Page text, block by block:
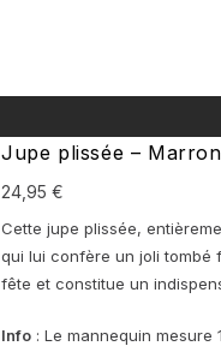
Jupe plissée – Marron
24,95 €
Cette jupe plissée,
qui lui confère un joli tombé
fête et constitue un
Info : Le mannequin